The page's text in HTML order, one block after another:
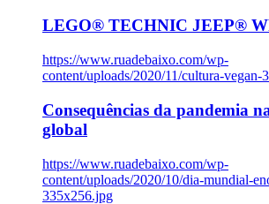
LEGO® TECHNIC JEEP®
https://www.ruadebaixo.com/wp-
content/uploads/2020/11/cultura-vegan-
Consequências da pandemia
global
https://www.ruadebaixo.com/wp-
content/uploads/2020/10/dia-mundial-
335x256.jpg